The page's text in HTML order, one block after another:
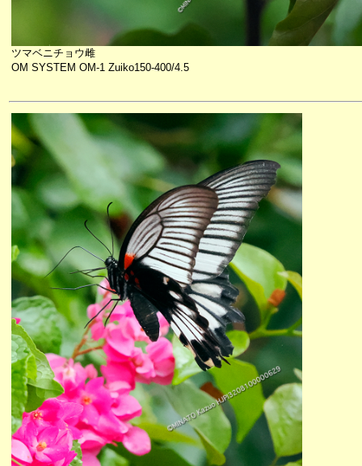
ツマベニチョウ雌
OM SYSTEM OM-1 Zuiko150-400/4.5